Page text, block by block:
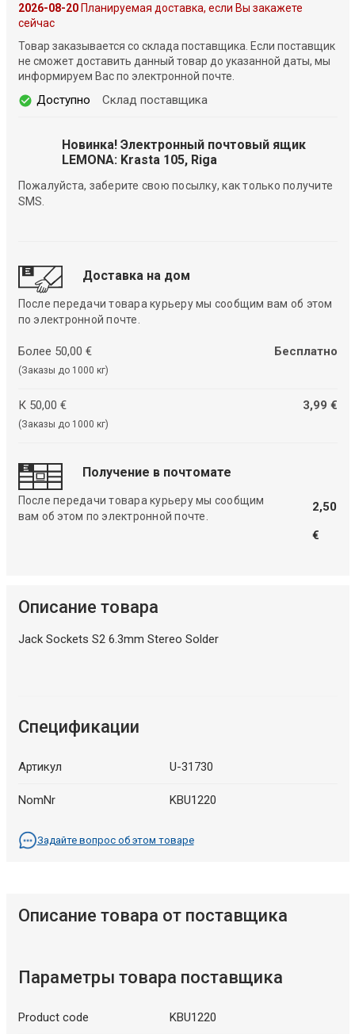
2026-08-20Планируемая доставка, если Вы закажете
сейчас
Товар заказывается со склада поставщика. Если поставщик
не сможет доставить данный товар до указанной даты, мы
информируем Вас по электронной почте.
Доступно Склад поставщика
Новинка! Электронный почтовый ящик
LEMONA: Krasta 105, Riga
Пожалуйста, заберите свою посылку, как только получите
SMS.
Доставка на дом
После передачи товара курьеру мы сообщим вам об этом
по электронной почте.
Более 50,00 €
(Заказы до 1000 кг)
Бесплатно
К 50,00 €
(Заказы до 1000 кг)
3,99 €
Получение в почтомате
После передачи товара курьеру мы сообщим
вам об этом по электронной почте.
2,50
€
Описание товара
Jack Sockets S2 6.3mm Stereo Solder
Спецификации
Артикул U-31730
NomNr KBU1220
Задайте вопрос об этом товаре
Описание товара от поставщика
Параметры товара поставщика
Product code KBU1220